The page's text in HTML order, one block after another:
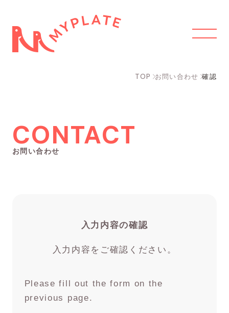
TOP お問い合わせ 確認
CONTACT
お問い合わせ
入力内容の確認
入力内容をご確認ください。
Please fill out the form on the
previous page.